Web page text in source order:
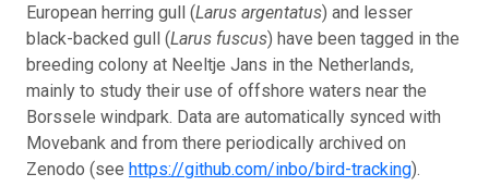
European herring gull (Larus argentatus) and lesser
black-backed gull (Larus fuscus) have been tagged in the
breeding colony at Neeltje Jans in the Netherlands,
mainly to study their use of offshore waters near the
Borssele windpark. Data are automatically synced with
Movebank and from there periodically archived on
Zenodo (see https://github.com/inbo/bird-tracking).